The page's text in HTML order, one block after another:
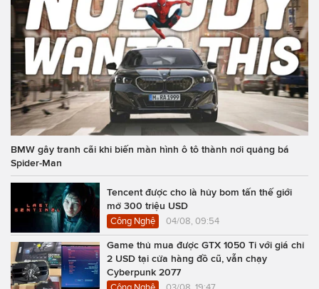
BMW gây tranh cãi khi biến màn hình ô tô thành nơi quảng bá
Spider-Man
Tencent được cho là hủy bom tấn thế giới
mở 300 triệu USD
Công Nghệ 04/08, 09:54
Game thủ mua được GTX 1050 Ti với giá chỉ
2 USD tại cửa hàng đồ cũ, vẫn chạy
Cyberpunk 2077